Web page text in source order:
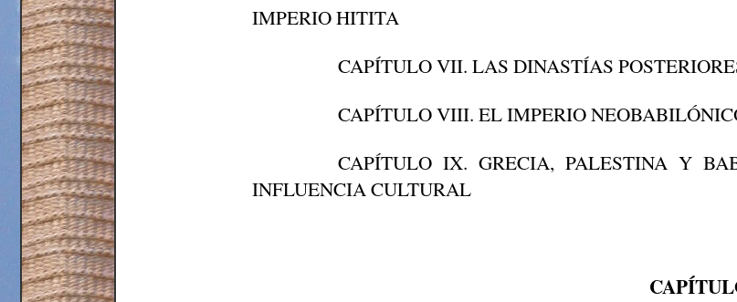
IMPERIO HITITA
CAPÍTULO VII. LAS DINASTÍAS
CAPÍTULO VIII. EL IMPERIO
CAPÍTULO IX. GRECIA, PALESTINA Y
INFLUENCIA CULTURAL